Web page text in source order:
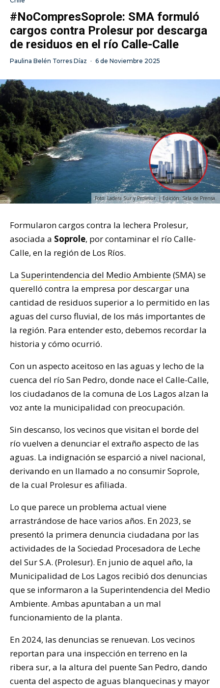
#NoCompresSoprole: SMA formuló
cargos contra Prolesur por descarga
de residuos en el río Calle-Calle
Paulina Belén Torres Díaz · 6 de Noviembre 2025
Foto: Ladera Sur y Prolesur. | Edición: Sala de Prensa.
Formularon cargos contra la lechera Prolesur,
asociada a Soprole, por contaminar el río Calle-
Calle, en la región de Los Ríos.
La Superintendencia del Medio Ambiente(SMA) se
querelló contra la empresa por descargar una
cantidad de residuos superior a lo permitido en las
aguas del curso fluvial, de los más importantes de
la región. Para entender esto, debemos recordar la
historia y cómo ocurrió.
Con un aspecto aceitoso en las aguas y lecho de la
cuenca del río San Pedro, donde nace el Calle-Calle,
los ciudadanos de la comuna de Los Lagos alzan la
voz ante la municipalidad con preocupación.
Sin descanso, los vecinos que visitan el borde del
río vuelven a denunciar el extraño aspecto de las
aguas. La indignación se esparció a nivel nacional,
derivando en un llamado a no consumir Soprole,
de la cual Prolesur es afiliada.
Lo que parece un problema actual viene
arrastrándose de hace varios años. En 2023, se
presentó la primera denuncia ciudadana por las
actividades de la Sociedad Procesadora de Leche
del Sur S.A. (Prolesur). En junio de aquel año, la
Municipalidad de Los Lagos recibió dos denuncias
que se informaron a la Superintendencia del Medio
Ambiente. Ambas apuntaban a un mal
funcionamiento de la planta.
En 2024, las denuncias se renuevan. Los vecinos
reportan para una inspección en terreno en la
ribera sur, a la altura del puente San Pedro, dando
cuenta del aspecto de aguas blanquecinas y mayor